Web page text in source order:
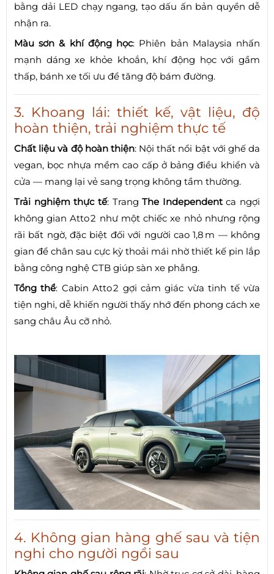
bằng dải LED chạy ngang, tạo dấu ấn bản quyền dễ
nhận ra.
Màu sơn & khí động học: Phiên bản Malaysia nhấn
mạnh dáng xe khỏe khoắn, khí động học với gầm
thấp, bánh xe tối ưu để tăng độ bám đường.
3. Khoang lái: thiết kế, vật liệu, độ
hoàn thiện, trải nghiệm thực tế
Chất liệu và độ hoàn thiện: Nội thất nổi bật với ghế da
vegan, bọc nhựa mềm cao cấp ở bảng điều khiển và
cửa — mang lại vẻ sang trọng không tầm thường.
Trải nghiệm thực tế: TrangThe Independentca ngợi
không gian Atto 2 như một chiếc xe nhỏ nhưng rộng
rãi bất ngờ, đặc biệt đối với người cao 1,8 m — không
gian để chân sau cực kỳ thoải mái nhờ thiết kế pin lắp
bằng công nghệ CTB giúp sàn xe phẳng.
Tổng thể: Cabin Atto 2 gợi cảm giác vừa tinh tế vừa
tiện nghi, dễ khiến người thấy nhớ đến phong cách xe
sang châu Âu cỡ nhỏ.
4. Không gian hàng ghế sau và tiện
nghi cho người ngồi sau